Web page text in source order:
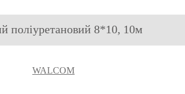
поліуретановий 8*10, 10м
WALCOM